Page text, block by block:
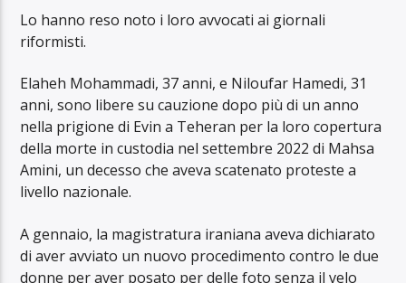
Lo hanno reso noto i loro avvocati ai giornali
riformisti.
Elaheh Mohammadi, 37 anni, e Niloufar Hamedi, 31
anni, sono libere su cauzione dopo più di un anno
nella prigione di Evin a Teheran per la loro copertura
della morte in custodia nel settembre 2022 di Mahsa
Amini, un decesso che aveva scatenato proteste a
livello nazionale.
A gennaio, la magistratura iraniana aveva dichiarato
di aver avviato un nuovo procedimento contro le due
donne per aver posato per delle foto senza il velo